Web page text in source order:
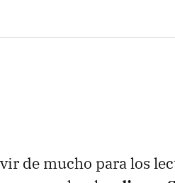
de mucho para los